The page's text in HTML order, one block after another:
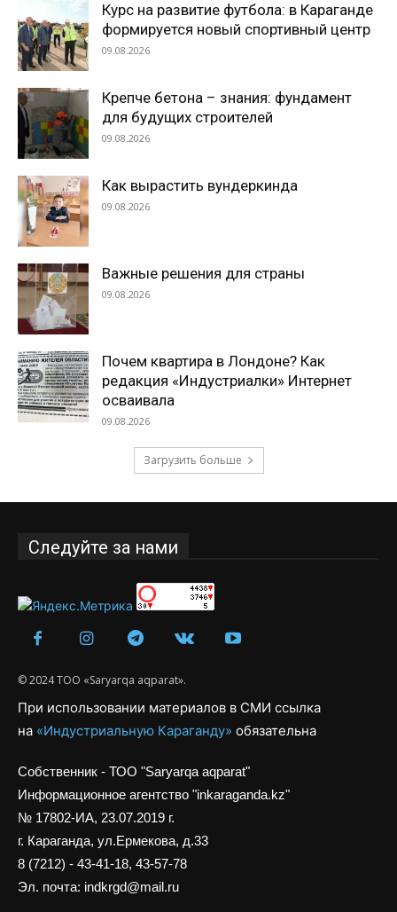
Курс на развитие футбола: в Караганде
формируется новый спортивный центр
09.08.2026
Крепче бетона – знания: фундамент
для будущих строителей
09.08.2026
Как вырастить вундеркинда
09.08.2026
Важные решения для страны
09.08.2026
Почем квартира в Лондоне? Как
редакция «Индустриалки» Интернет
осваивала
09.08.2026
Загрузить больше
Следуйте за нами
© 2024 ТОО «Saryarqa aqparat».
При использовании материалов в СМИ ссылка
на «Индустриальную Караганду» обязательна
Собственник - ТОО "Saryarqa aqparat"
Информационное агентство "inkaraganda.kz"
№ 17802-ИА, 23.07.2019 г.
г. Караганда, ул.Ермекова, д.33
8 (7212) - 43-41-18, 43-57-78
Эл. почта: indkrgd@mail.ru